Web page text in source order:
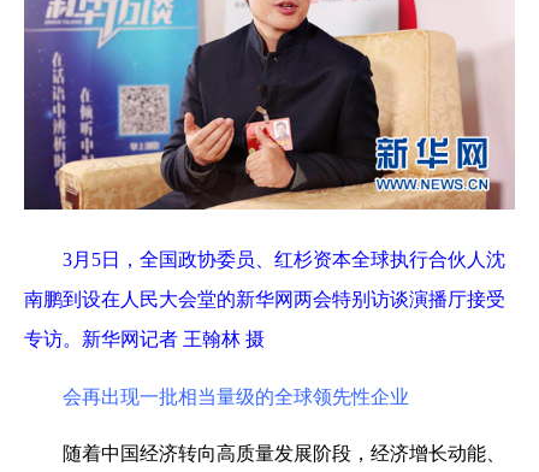
3月 5日，全国政协委员 、红杉资本全球执行合伙人沈
南鹏到设在人民大会堂的新华网两会特别访谈演播厅接受
专访。 新华网记者 王翰林 摄
会再出现一批相当量级的全球领先性企业
随着中国经济转向高质量发展阶段，经济增长动能、